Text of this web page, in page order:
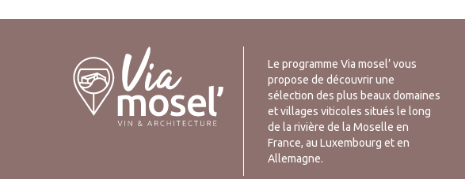
Le programme Via mosel’ vous
propose de découvrir une
sélection des plus beaux domaines
et villages viticoles situés le long
de la rivière de la Moselle en
France, au Luxembourg et en
Allemagne.